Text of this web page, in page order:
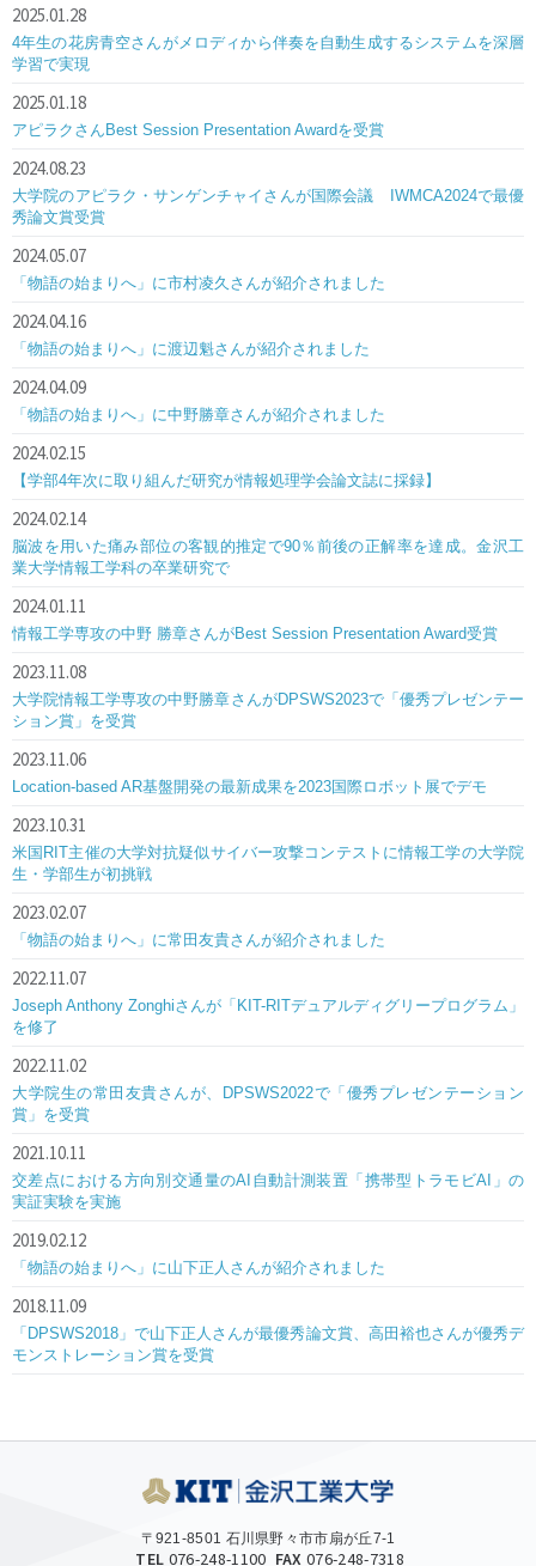
2025.01.28
4年生の花房青空さんがメロディから伴奏を自動生成するシステムを深層
学習で実現
2025.01.18
アピラクさんBest Session Presentation Awardを受賞
2024.08.23
大学院のアピラク・サンゲンチャイさんが国際会議 IWMCA2024で最優
秀論文賞受賞
2024.05.07
「物語の始まりへ」に市村凌久さんが紹介されました
2024.04.16
「物語の始まりへ」に渡辺魁さんが紹介されました
2024.04.09
「物語の始まりへ」に中野勝章さんが紹介されました
2024.02.15
【学部4年次に取り組んだ研究が情報処理学会論文誌に採録】
2024.02.14
脳波を用いた痛み部位の客観的推定で90％前後の正解率を達成。金沢工
業大学情報工学科の卒業研究で
2024.01.11
情報工学専攻の中野 勝章さんがBest Session Presentation Award受賞
2023.11.08
大学院情報工学専攻の中野勝章さんがDPSWS2023で「優秀プレゼンテー
ション賞」を受賞
2023.11.06
Location-based AR基盤開発の最新成果を2023国際ロボット展でデモ
2023.10.31
米国RIT主催の大学対抗疑似サイバー攻撃コンテストに情報工学の大学院
生・学部生が初挑戦
2023.02.07
「物語の始まりへ」に常田友貴さんが紹介されました
2022.11.07
Joseph Anthony Zonghiさんが「KIT-RITデュアルディグリープログラム」
を修了
2022.11.02
大学院生の常田友貴さんが、DPSWS2022で「優秀プレゼンテーション
賞」を受賞
2021.10.11
交差点における方向別交通量のAI自動計測装置「携帯型トラモビAI」の
実証実験を実施
2019.02.12
「物語の始まりへ」に山下正人さんが紹介されました
2018.11.09
「DPSWS2018」で山下正人さんが最優秀論文賞、高田裕也さんが優秀デ
モンストレーション賞を受賞
〒921-8501 石川県野々市市扇が丘7-1
TEL 076-248-1100 FAX 076-248-7318